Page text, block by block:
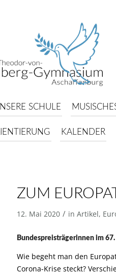
SCHULE
KALENDER
ZUM
12. Mai 2020 / in Artikel,
Bundespreisträgerinnen im
Wie begeht man den
Corona-Krise steckt?